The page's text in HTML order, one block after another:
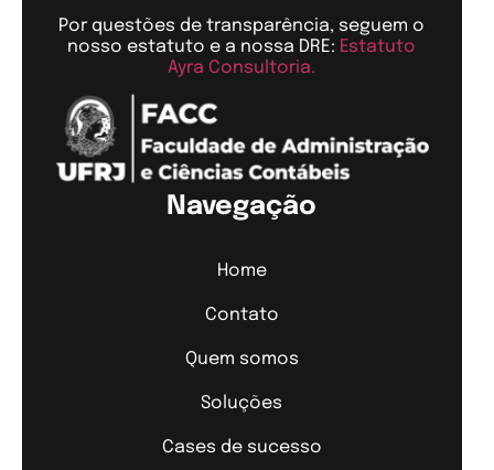
Por questões de transparência, seguem o
nosso estatuto e a nossa DRE: Estatuto
Ayra Consultoria.
Navegação
Home
Contato
Quem somos
Soluções
Cases de sucesso